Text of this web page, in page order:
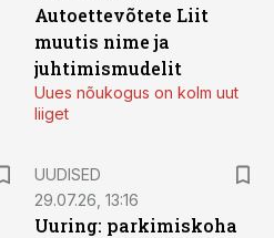
Autoettevõtete Liit
muutis nime ja
juhtimismudelit
Uues nõukogus on kolm uut
liiget
UUDISED
29.07.26, 13:16
Uuring: parkimiskoha